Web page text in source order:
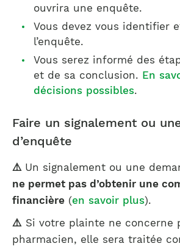
ouvrira une enquête.
Vous devez vous identifier
l’enquête.
Vous serez informé des
et de sa conclusion. En
décisions possibles.
Faire un signalement ou
d’enquête
⚠️ Un signalement ou une
ne permet pas d’obtenir une
financière (en savoir plus).
⚠️ Si votre plainte ne concerne
pharmacien, elle sera traitée